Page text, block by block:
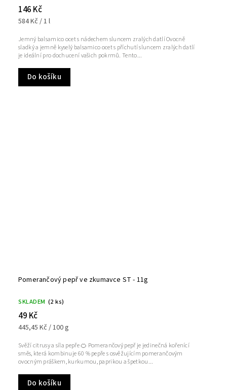
146 Kč
584 Kč / 1 l
Do košíku
Jemný balsamico ocet s nádechem sluncem zralých datlí Ovocně
sladký a jemně kyselý balsamico ocet s příchutí sluncem zralých datlí
je ideální pro dochucení vašich pokrmů. Tento...
Pomerančový pepř ve zkumavce ST - 11g
SKLADEM (2 ks)
49 Kč
445,45 Kč / 100 g
Do košíku
Svěží citrusy a síla pepře 🍊 Pomerančový pepř je jedinečná kořenící
směs, která kombinuje 60 % pepře s osvěžujícím pomerančovým
ovocným práškem, kurkumou, paprikou a špetkou...